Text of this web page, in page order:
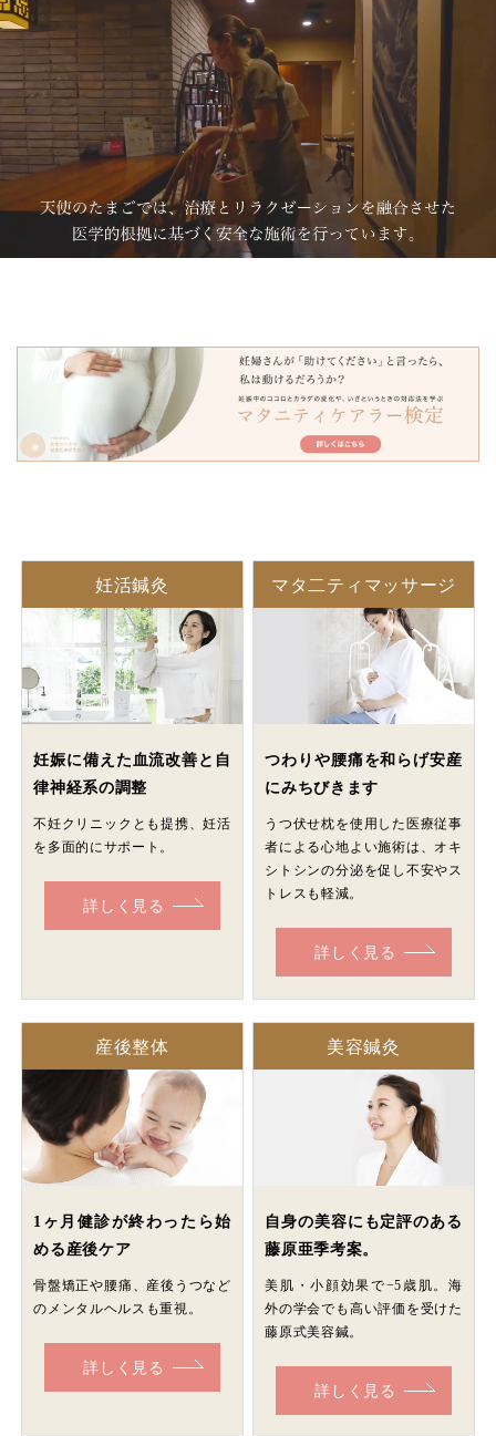
妊活鍼灸
妊娠に備えた血流改善と自
律神経系の調整
不妊クリニックとも提携、妊活
を多面的にサポート。
詳しく見る
マタ二ティマッサージ
つわりや腰痛を和らげ安産
にみちびきます
うつ伏せ枕を使用した医療従事
者による心地よい施術は、オキ
シトシンの分泌を促し不安やス
トレスも軽減。
詳しく見る
産後整体
1ヶ月健診が終わったら始
める産後ケア
骨盤矯正や腰痛、産後うつなど
のメンタルヘルスも重視。
詳しく見る
美容鍼灸
自身の美容にも定評のある
藤原亜季考案。
美肌・小顔効果で−5歳肌。海
外の学会でも高い評価を受けた
藤原式美容鍼。
詳しく見る